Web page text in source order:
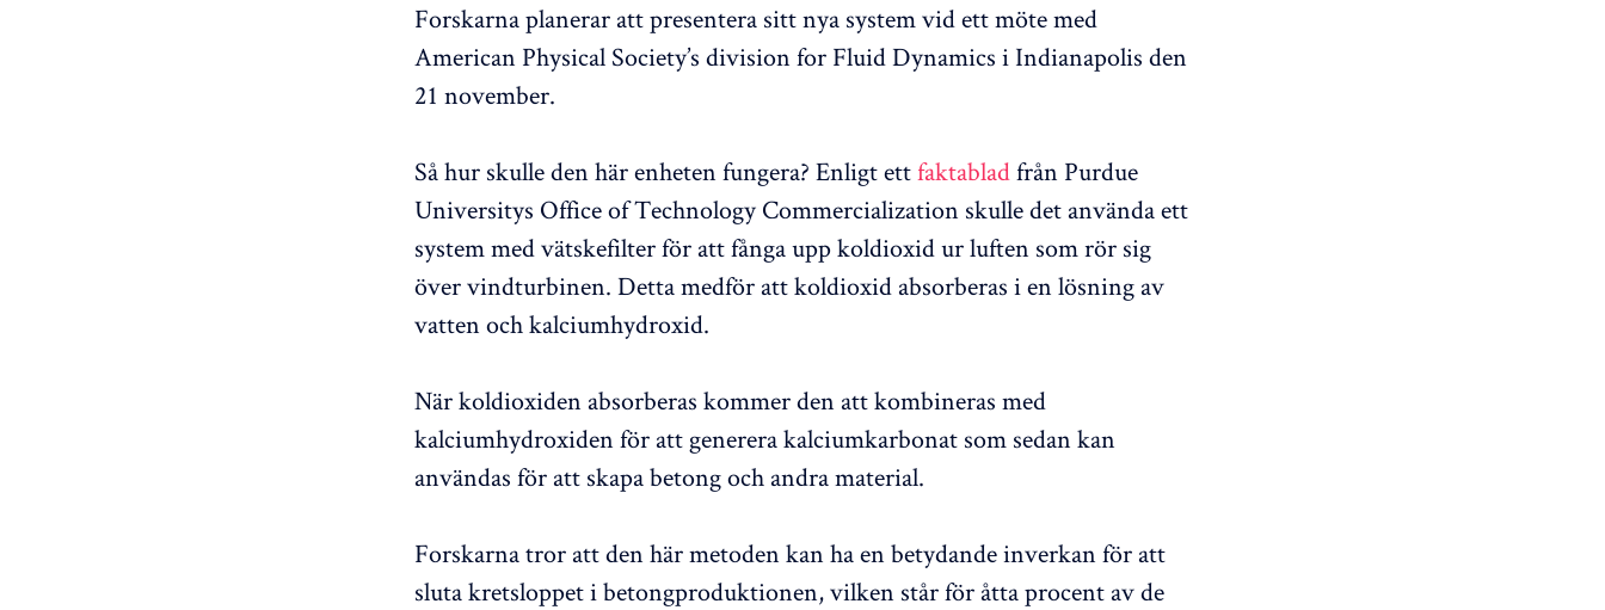
Forskarna planerar att presentera sitt nya system vid ett möte med
American Physical Society’s division for Fluid Dynamics i Indianapolis den
21 november.
Så hur skulle den här enheten fungera? Enligt ettfaktabladfrån Purdue
Universitys Office of Technology Commercialization skulle det använda ett
system med vätskefilter för att fånga upp koldioxid ur luften som rör sig
över vindturbinen. Detta medför att koldioxid absorberas i en lösning av
vatten och kalciumhydroxid.
När koldioxiden absorberas kommer den att kombineras med
kalciumhydroxiden för att generera kalciumkarbonat som sedan kan
användas för att skapa betong och andra material.
Forskarna tror att den här metoden kan ha en betydande inverkan för att
sluta kretsloppet i betongproduktionen, vilken står för åtta procent av de